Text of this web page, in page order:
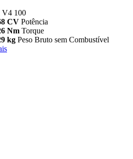
V4 100
CV Potência
Nm Torque
kg Peso Bruto sem Combustível